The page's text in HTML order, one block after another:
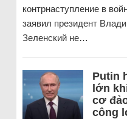
контрнаступление в
заявил президент
Зеленский не…
Putin
lớn
cơ
công